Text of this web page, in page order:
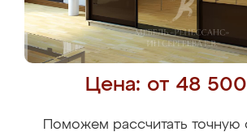
Цена: от 48
Поможем рассчитать точную